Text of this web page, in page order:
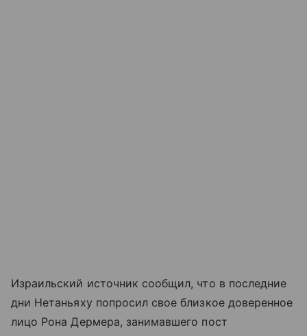
Израильский источник сообщил, что в последние
дни Нетаньяху попросил свое близкое доверенное
лицо Рона Дермера, занимавшего пост